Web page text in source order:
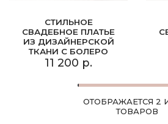
СТИЛЬНОЕ
СВАДЕБНОЕ ПЛАТЬЕ
ИЗ ДИЗАЙНЕРСКОЙ
ТКАНИ С БОЛЕРО
11 200 р.
ОТОБРАЖАЕТСЯ 2
ТОВАРОВ